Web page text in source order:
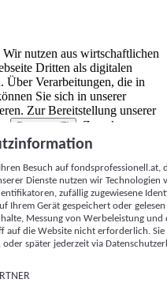
nutzen aus wirtschaftlichen
Dritten als digitalen
Über Verarbeitungen, die in
Sie sich in unserer
Zur Bereitstellung unserer
Partnern (5)
. Zwecke:
von Werbeleistung
Zielgruppenforschung.
Kennungen (z. B. login-
Kennungen,
zusammen mit anderen
Browserinformationen,
Technologien usw.) auf
ausgelesen werden, um es
eine App oder einer Webseite
der hier aufgeführten
Besuch auf
Dienste nutzen wir Technologien
zufällig zugewiesene
Ihrem Gerät gespeichert oder
Messung von Werbeleistung
auf die Website nicht erforderlich.
oder später jederzeit via